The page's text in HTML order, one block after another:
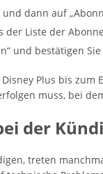
dann auf
der Liste der
und bestätigen
Plus bis
muss, bei
der
treten